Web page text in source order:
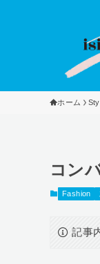
ホーム
コン
Fashion
記事